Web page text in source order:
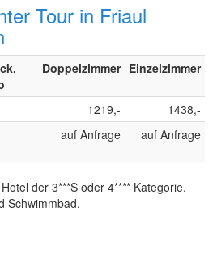
Tour in Friaul
Doppelzimmer Einzelzimmer
1219,-
1438,-
auf Anfrage auf Anfrage
der 3***S oder 4**** Kategorie,
Schwimmbad.